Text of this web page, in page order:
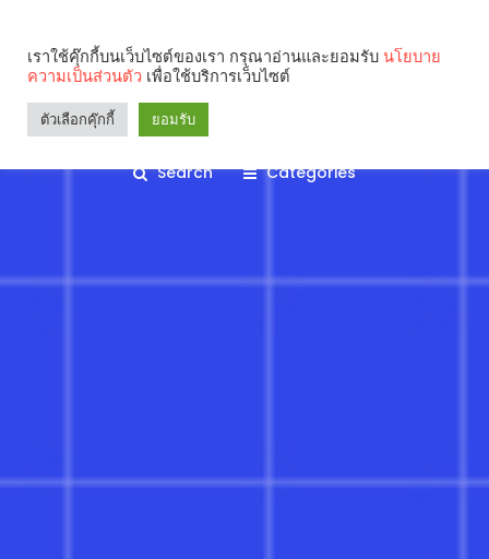
Search Categories
เราใช้คุ๊กกี้บนเว็บไซต์ของเรา กรุณาอ่านและยอมรับ นโยบาย
ความเป็นส่วนตัว เพื่อใช้บริการเว็บไซต์
ตัวเลือกคุ๊กกี้ ยอมรับ